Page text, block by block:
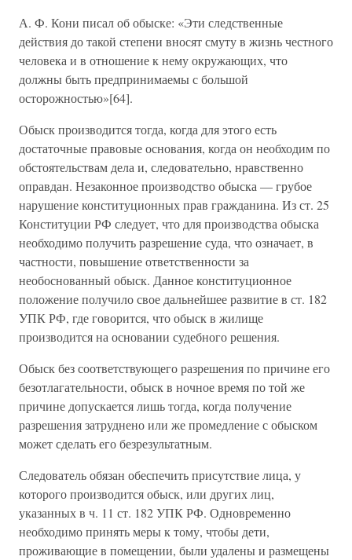
А. Ф. Кони писал об обыске: «Эти следственные
действия до такой степени вносят смуту в жизнь честного
человека и в отношение к нему окружающих, что
должны быть предпринимаемы с большой
осторожностью»[64].
Обыск производится тогда, когда для этого есть
достаточные правовые основания, когда он необходим по
обстоятельствам дела и, следовательно, нравственно
оправдан. Незаконное производство обыска — грубое
нарушение конституционных прав гражданина. Из ст. 25
Конституции РФ следует, что для производства обыска
необходимо получить разрешение суда, что означает, в
частности, повышение ответственности за
необоснованный обыск. Данное конституционное
положение получило свое дальнейшее развитие в ст. 182
УПК РФ, где говорится, что обыск в жилище
производится на основании судебного решения.
Обыск без соответствующего разрешения по причине его
безотлагательности, обыск в ночное время по той же
причине допускается лишь тогда, когда получение
разрешения затруднено или же промедление с обыском
может сделать его безрезультатным.
Следователь обязан обеспечить присутствие лица, у
которого производится обыск, или других лиц,
указанных в ч. 11 ст. 182 УПК РФ. Одновременно
необходимо принять меры к тому, чтобы дети,
проживающие в помещении, были удалены и размещены